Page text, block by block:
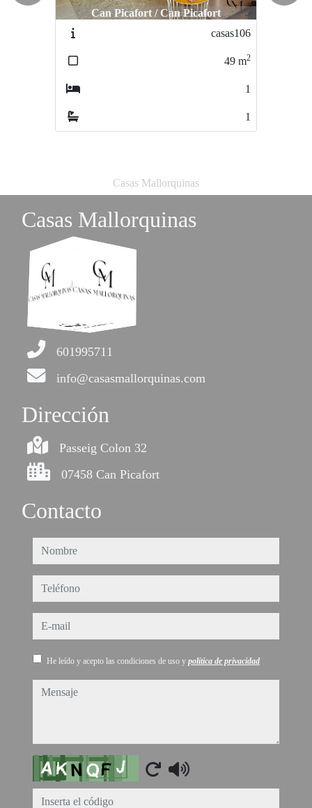
Can Picafort / Can PicafortInca / Centro
casas108
242m
Casas Mallorquinas
Casas Mallorquinas
601995711
info@casasmallorquinas.com
Dirección
Passeig Colon 32
07458 Can Picafort
Contacto
nombre
teléfono
e-mail
He leído y acepto las condiciones de uso y política de privacidad
mensaje
Captcha